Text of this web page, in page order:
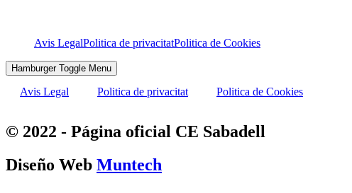
Avis LegalPolitica de privacitatPolitica de Cookies
Hamburger Toggle Menu
Avis Legal Politica de privacitat Politica de Cookies
© 2022 - Página oficial CE Sabadell
Diseño Web Muntech